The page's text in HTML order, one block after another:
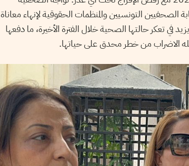
التونسيين والمنظمات الحقوقية لإنهاء معاناة
تعكر حالتها الصحية خلال الفترة الأخيرة، ما دفعها
الاضراب من خطر محدق على حياتها.